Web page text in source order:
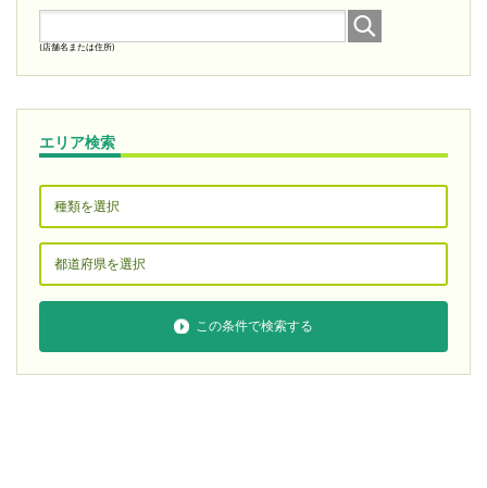
(店舗名または住所)
エリア検索
この条件で検索する